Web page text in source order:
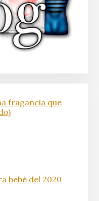
fragancia que
bebé del 2020